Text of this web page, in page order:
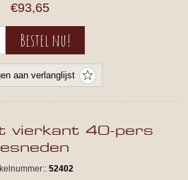
€93,65
vierkant 40-pers
52402